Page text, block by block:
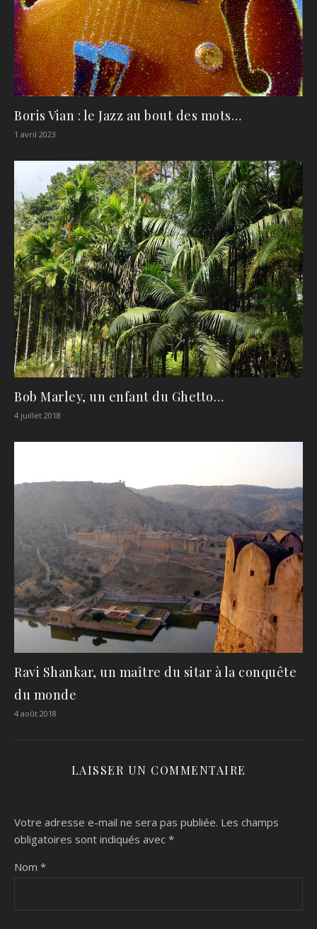
Boris Vian : le Jazz au bout des mots…
1 avril 2023
Bob Marley, un enfant du Ghetto…
4 juillet 2018
Ravi Shankar, un maître du sitar à la conquête
du monde
4 août 2018
LAISSER UN COMMENTAIRE
Votre adresse e-mail ne sera pas publiée. Les champs
obligatoires sont indiqués avec *
Nom *